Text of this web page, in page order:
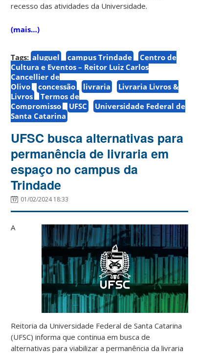
recesso das atividades da Universidade.
(mais…)
Tags: aluguel campus Trindade
Centro de
Cultura e Eventos – Reitor Luiz Carlos
Cancellier de
Olivo
concessão livraria
Livraria Livros &
Livros
Termos de
Compromisso
UFSC
Universidade Federal de
Santa Catarina
UFSC busca alternativas para
permanência de livraria em
espaço no campus da
Trindade
01/02/2024 18:33
A
Reitoria da Universidade Federal de Santa Catarina
(UFSC) informa que continua em busca de
alternativas para viabilizar a permanência da livraria